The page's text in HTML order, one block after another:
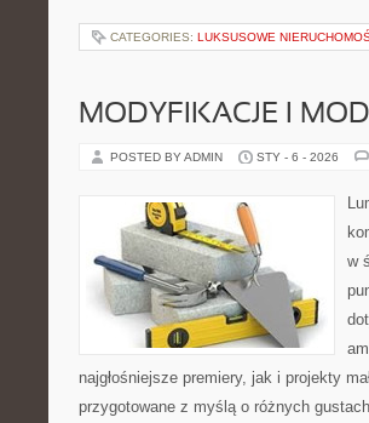
CATEGORIES: LUKSUSOWE
MODYFIKACJE I
POSTED BY ADMIN STY - 6 - 2026
w
najgłośniejsze premiery, jak i projekty
przygotowane z myślą o różnych